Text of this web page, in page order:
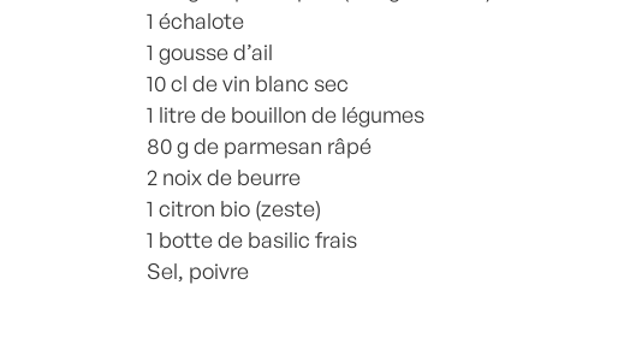
1 échalote
1 gousse d’ail
10 cl de vin blanc sec
1 litre de bouillon de légumes
80 g de parmesan râpé
2 noix de beurre
1 citron bio (zeste)
1 botte de basilic frais
Sel, poivre